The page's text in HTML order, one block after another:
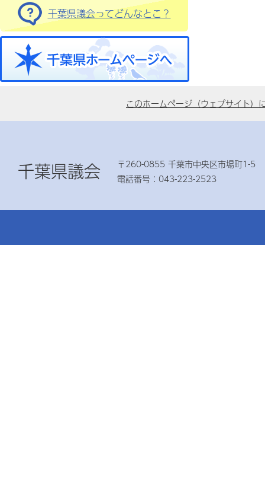
千葉県議会ってどんなとこ？
このホームページ（ウェブサイト）
千葉県議会
〒260-0855 千葉市中央区市場町1-5
電話番号：043-223-2523